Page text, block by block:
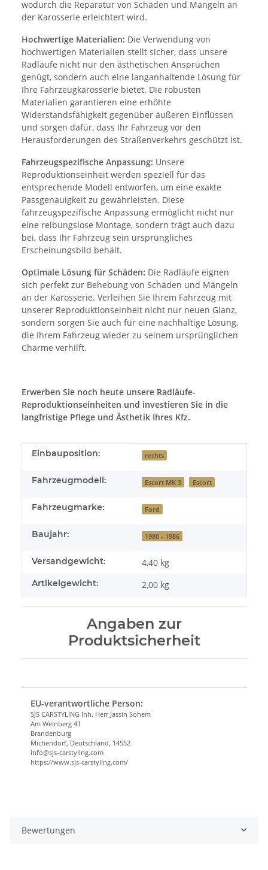
wodurch die Reparatur von Schäden und Mängeln an
der Karosserie erleichtert wird.
Hochwertige Materialien: Die Verwendung von
hochwertigen Materialien stellt sicher, dass unsere
Radläufe nicht nur den ästhetischen Ansprüchen
genügt, sondern auch eine langanhaltende Lösung für
Ihre Fahrzeugkarosserie bietet. Die robusten
Materialien garantieren eine erhöhte
Widerstandsfähigkeit gegenüber äußeren Einflüssen
und sorgen dafür, dass Ihr Fahrzeug vor den
Herausforderungen des Straßenverkehrs geschützt ist.
Fahrzeugspezifische Anpassung: Unsere
Reproduktionseinheit werden speziell für das
entsprechende Modell entworfen, um eine exakte
Passgenauigkeit zu gewährleisten. Diese
fahrzeugspezifische Anpassung ermöglicht nicht nur
eine reibungslose Montage, sondern trägt auch dazu
bei, dass Ihr Fahrzeug sein ursprüngliches
Erscheinungsbild behält.
Optimale Lösung für Schäden: Die Radläufe eignen
sich perfekt zur Behebung von Schäden und Mängeln
an der Karosserie. Verleihen Sie Ihrem Fahrzeug mit
unserer Reproduktionseinheit nicht nur neuen Glanz,
sondern sorgen Sie auch für eine nachhaltige Lösung,
die Ihrem Fahrzeug wieder zu seinem ursprünglichen
Charme verhilft.
Erwerben Sie noch heute unsere Radläufe-
Reproduktionseinheiten und investieren Sie in die
langfristige Pflege und Ästhetik Ihres Kfz.
Produkteigenschaft
Wert
Einbauposition: rechts
Fahrzeugmodell: Escort MK 3 Escort
Fahrzeugmarke: Ford
Baujahr: 1980 - 1986
Versandgewicht: 4,40 kg
Artikelgewicht: 2,00 kg
Angaben zur
Produktsicherheit
EU-verantwortliche Person:
SJS CARSTYLING Inh. Herr Jassin Sohem
Am Weinberg 41
Brandenburg
Michendorf, Deutschland, 14552
info@sjs-carstyling.com
https://www.sjs-carstyling.com/
Bewertungen